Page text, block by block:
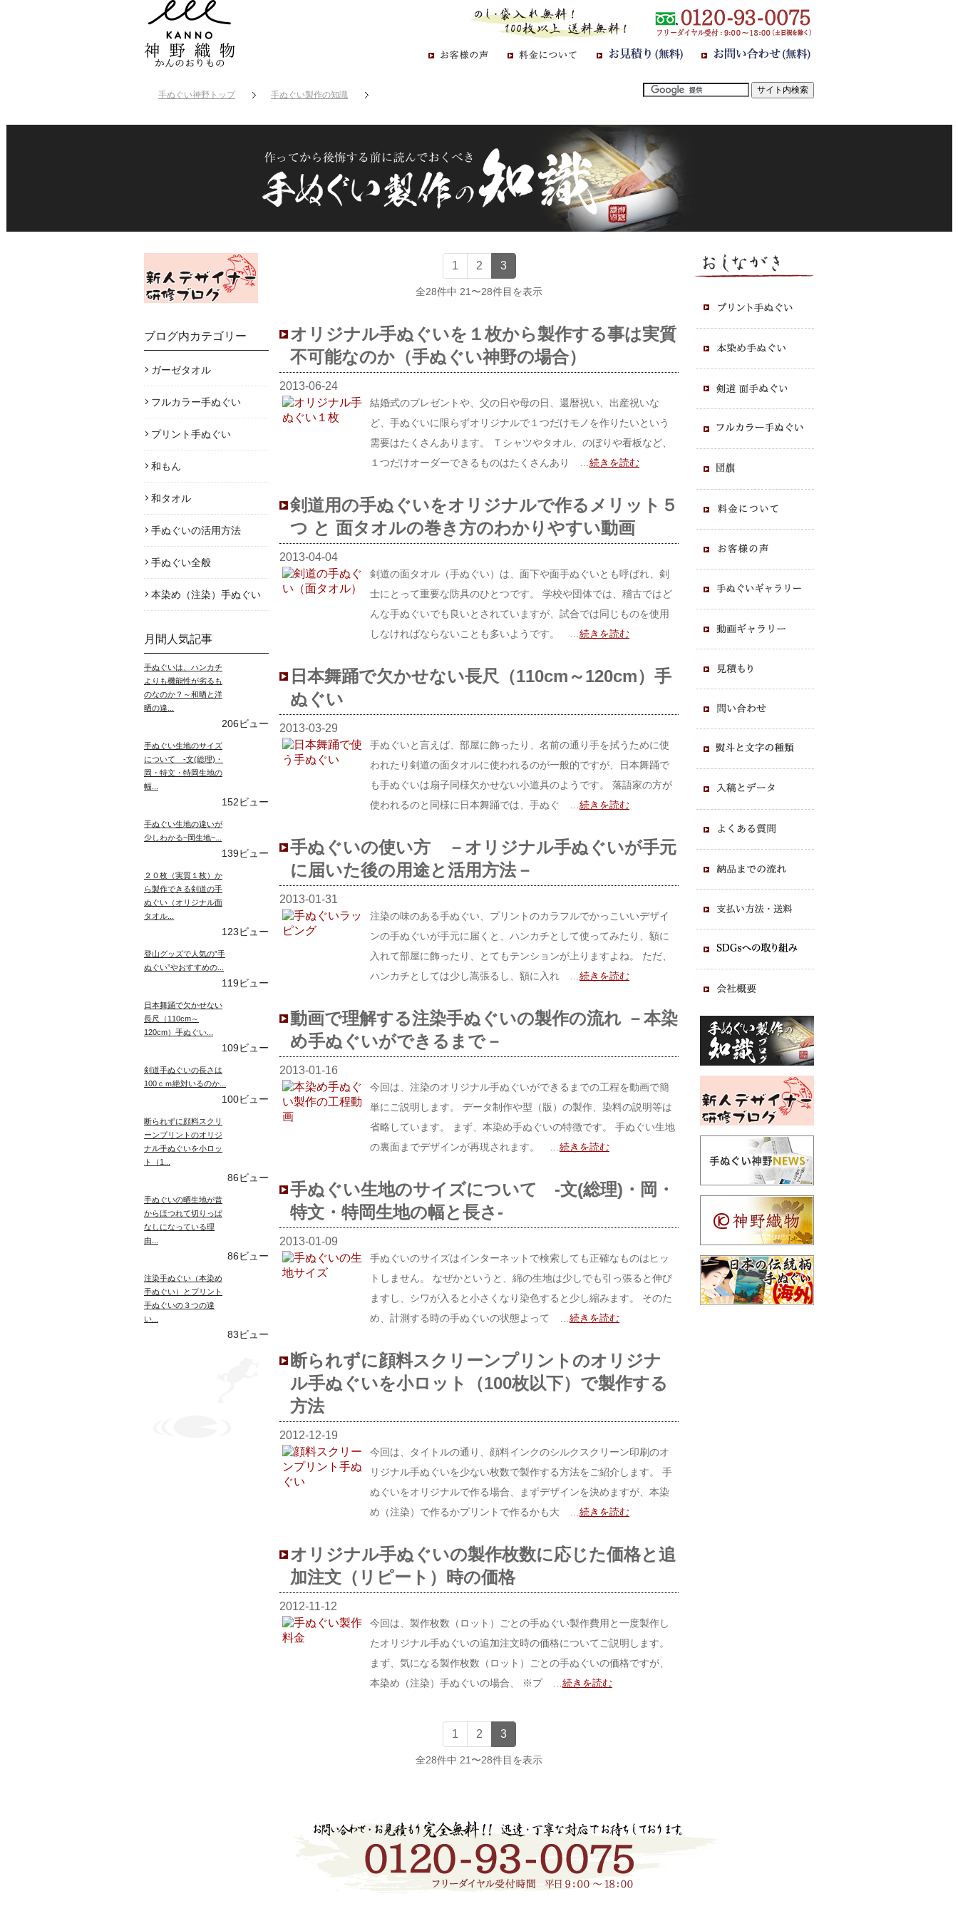
手ぬぐい神野トップ 手ぬぐい製作の知識
ブログ内カテゴリー
ガーゼタオル
フルカラー手ぬぐい
プリント手ぬぐい
和もん
和タオル
手ぬぐいの活用方法
手ぬぐい全般
本染め（注染）手ぬぐい
月間人気記事
手ぬぐいは、ハンカチ
よりも機能性が劣るも
のなのか？～和晒と洋
晒の違...
206ビュー
手ぬぐい生地のサイズ
について -文(総理)・
岡・特文・特岡生地の
幅...
152ビュー
手ぬぐい生地の違いが
少しわかる~岡生地~...
139ビュー
２０枚（実質１枚）か
ら製作できる剣道の手
ぬぐい（オリジナル面
タオル...
123ビュー
登山グッズで人気の”手
ぬぐい”やおすすめの...
119ビュー
日本舞踊で欠かせない
長尺（110cm～
120cm）手ぬぐい...
109ビュー
剣道手ぬぐいの長さは
100ｃｍ絶対いるのか...
100ビュー
断られずに顔料スクリ
ーンプリントのオリジ
ナル手ぬぐいを小ロッ
ト（1...
86ビュー
手ぬぐいの晒生地が昔
からほつれて切りっぱ
なしになっている理
由...
86ビュー
注染手ぬぐい（本染め
手ぬぐい）とプリント
手ぬぐいの３つの違
い...
83ビュー
1 2 3
全28件中 21〜28件目を表示
オリジナル手ぬぐいを１枚から製作する事は実質
不可能なのか（手ぬぐい神野の場合）
2013-06-24
結婚式のプレゼントや、父の日や母の日、還暦祝い、出産祝いな
ど、手ぬぐいに限らずオリジナルで１つだけモノを作りたいという
需要はたくさんあります。 Ｔシャツやタオル、のぼりや看板など、
１つだけオーダーできるものはたくさんあり … 続きを読む
剣道用の手ぬぐいをオリジナルで作るメリット５
つ と 面タオルの巻き方のわかりやすい動画
2013-04-04
剣道の面タオル（手ぬぐい）は、面下や面手ぬぐいとも呼ばれ、剣
士にとって重要な防具のひとつです。 学校や団体では、稽古ではど
んな手ぬぐいでも良いとされていますが、試合では同じものを使用
しなければならないことも多いようです。 … 続きを読む
日本舞踊で欠かせない長尺（110cm～120cm）手
ぬぐい
2013-03-29
手ぬぐいと言えば、部屋に飾ったり、名前の通り手を拭うために使
われたり剣道の面タオルに使われるのが一般的ですが、日本舞踊で
も手ぬぐいは扇子同様欠かせない小道具のようです。 落語家の方が
使われるのと同様に日本舞踊では、手ぬぐ … 続きを読む
手ぬぐいの使い方 －オリジナル手ぬぐいが手元
に届いた後の用途と活用方法－
2013-01-31
注染の味のある手ぬぐい、プリントのカラフルでかっこいいデザイ
ンの手ぬぐいが手元に届くと、ハンカチとして使ってみたり、額に
入れて部屋に飾ったり、とてもテンションが上りますよね。 ただ、
ハンカチとしては少し嵩張るし、額に入れ … 続きを読む
動画で理解する注染手ぬぐいの製作の流れ －本染
め手ぬぐいができるまで－
2013-01-16
今回は、注染のオリジナル手ぬぐいができるまでの工程を動画で簡
単にご説明します。 データ制作や型（版）の製作、染料の説明等は
省略しています。 まず、本染め手ぬぐいの特徴です。 手ぬぐい生地
の裏面までデザインが再現されます。 … 続きを読む
手ぬぐい生地のサイズについて -文(総理)・岡・
特文・特岡生地の幅と長さ-
2013-01-09
手ぬぐいのサイズはインターネットで検索しても正確なものはヒッ
トしません。 なぜかというと、綿の生地は少しでも引っ張ると伸び
ますし、シワが入ると小さくなり染色すると少し縮みます。 そのた
め、計測する時の手ぬぐいの状態よって … 続きを読む
断られずに顔料スクリーンプリントのオリジナ
ル手ぬぐいを小ロット（100枚以下）で製作する
方法
2012-12-19
今回は、タイトルの通り、顔料インクのシルクスクリーン印刷のオ
リジナル手ぬぐいを少ない枚数で製作する方法をご紹介します。 手
ぬぐいをオリジナルで作る場合、まずデザインを決めますが、本染
め（注染）で作るかプリントで作るかも大 … 続きを読む
オリジナル手ぬぐいの製作枚数に応じた価格と追
加注文（リピート）時の価格
2012-11-12
今回は、製作枚数（ロット）ごとの手ぬぐい製作費用と一度製作し
たオリジナル手ぬぐいの追加注文時の価格についてご説明します。
まず、気になる製作枚数（ロット）ごとの手ぬぐいの価格ですが、
本染め（注染）手ぬぐいの場合、 ※プ … 続きを読む
1 2 3
全28件中 21〜28件目を表示